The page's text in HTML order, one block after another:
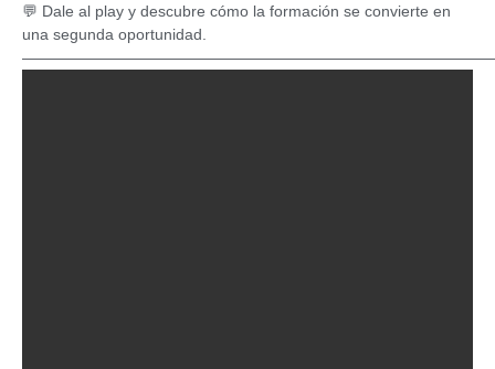
💬 Dale al play y descubre cómo la formación se convierte en
una segunda oportunidad.